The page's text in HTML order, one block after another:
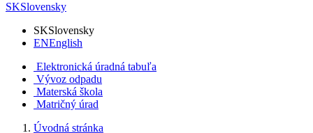
SKSlovensky
SKSlovensky
ENEnglish
Elektronická úradná tabuľa
Vývoz odpadu
Materská škola
Matričný úrad
Úvodná stránka